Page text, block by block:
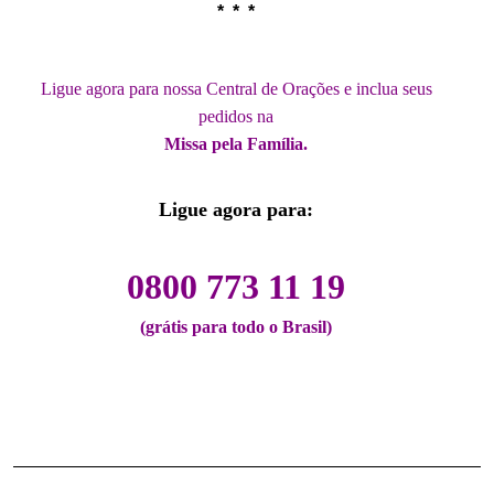
* * *
Ligue agora para nossa Central de Orações e inclua seus
pedidos na
Missa pela Família.
Ligue agora para:
0800 773 11 19
(grátis para todo o Brasil)